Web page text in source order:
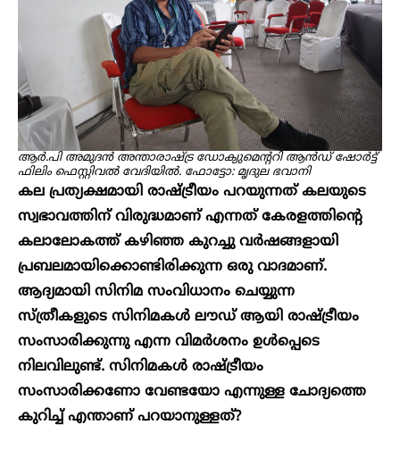
ആർ.പി അമുദൻ അന്താരാഷ്ട്ര ഡോക്യുമെന്ററി ആൻഡ് ഷോർട്ട്
ഫിലിം ഫെസ്റ്റിവൽ വേദിയിൽ. ഫോട്ടോ: മൃദുല ഭവാനി
കല പ്രത്യക്ഷമായി രാഷ്ട്രീയം പറയുന്നത് കലയുടെ
സ്വഭാവത്തിന് വിരുദ്ധമാണ് എന്നത് കേരളത്തിന്റെ
കലാലോകത്ത് കഴിഞ്ഞ കുറച്ചു വർഷങ്ങളായി
പ്രബലമായിക്കൊണ്ടിരിക്കുന്ന ഒരു വാദമാണ്.
ആദ്യമായി സിനിമ സംവിധാനം ചെയ്യുന്ന
സ്ത്രീകളുടെ സിനിമകൾ ലൗഡ് ആയി രാഷ്ട്രീയം
സംസാരിക്കുന്നു എന്ന വിമർശനം ഉൾപ്പെടെ
നിലവിലുണ്ട്. സിനിമകൾ രാഷ്ട്രീയം
സംസാരിക്കണോ വേണ്ടയോ എന്നുള്ള ചോദ്യത്തെ
കുറിച്ച് എന്താണ് പറയാനുള്ളത്?